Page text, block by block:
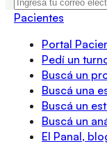
Pacientes
Portal
Pedí un
Buscá un
Buscá una
Buscá un
Buscá un
El Panal,